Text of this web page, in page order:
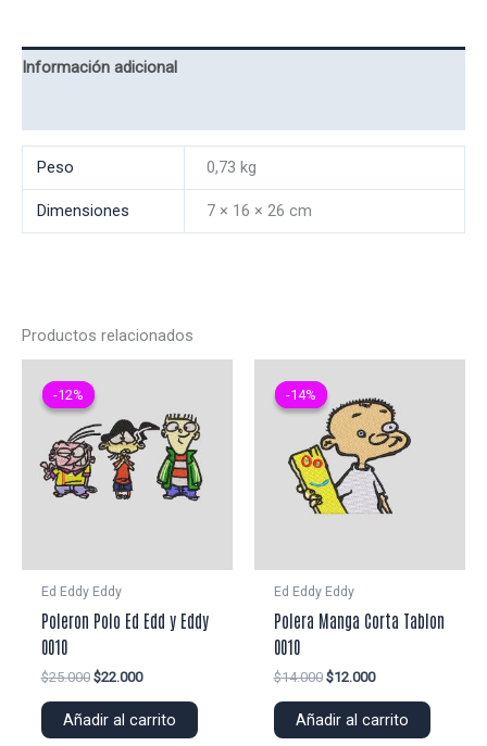
Información adicional
Peso 0,73 kg
Dimensiones 7 × 16 × 26 cm
Productos relacionados
-12%
-12%
Ed Eddy Eddy
Poleron Polo Ed Edd y Eddy
0010
$25.000 El
original
$22.000El
actual
Añadir al carrito
-14%
-14%
Ed Eddy Eddy
Polera Manga Corta Tablon
0010
$14.000 El
original
$12.000El
actual
Añadir al carrito